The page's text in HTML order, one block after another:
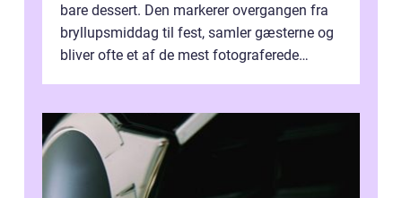
bare dessert. Den markerer overgangen fra
bryllupsmiddag til fest, samler gæsterne og
bliver ofte et af de mest fotograferede